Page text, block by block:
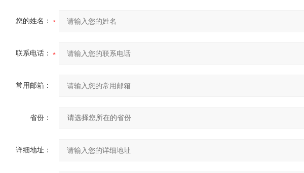
您的姓名：
联系电话：
常用邮箱：
省份：
详细地址：